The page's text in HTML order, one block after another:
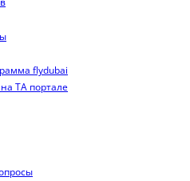
flydubai
TA портале